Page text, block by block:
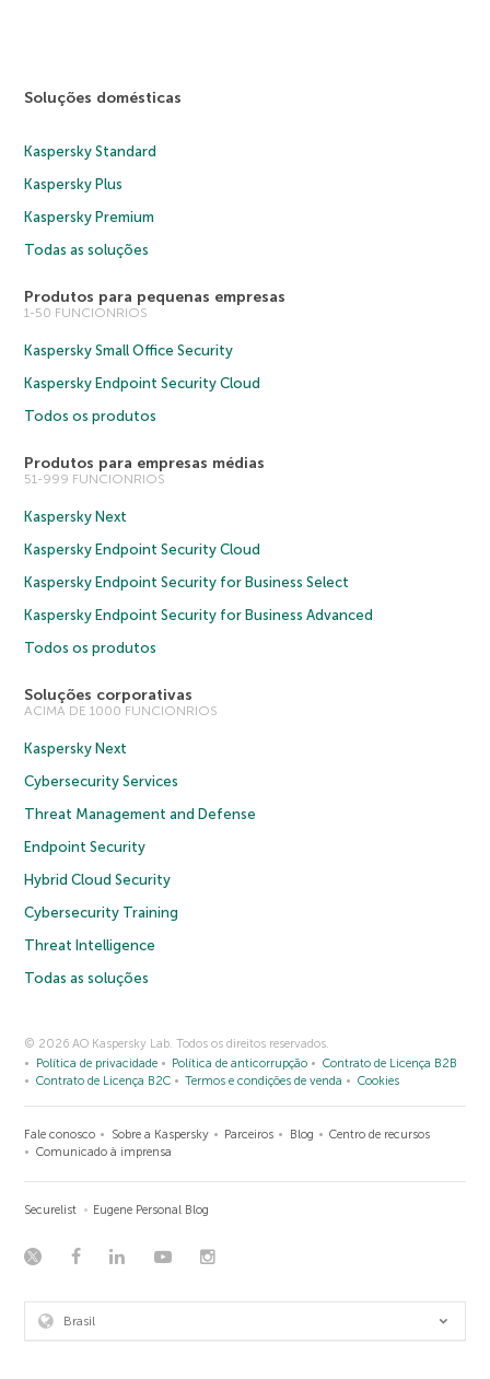
Soluções domésticas
Kaspersky Standard
Kaspersky Plus
Kaspersky Premium
Todas as soluções
Produtos para pequenas empresas
1-50 FUNCIONRIOS
Kaspersky Small Office Security
Kaspersky Endpoint Security Cloud
Todos os produtos
Produtos para empresas médias
51-999 FUNCIONRIOS
Kaspersky Next
Kaspersky Endpoint Security Cloud
Kaspersky Endpoint Security for Business Select
Kaspersky Endpoint Security for Business Advanced
Todos os produtos
Soluções corporativas
ACIMA DE 1000 FUNCIONRIOS
Kaspersky Next
Cybersecurity Services
Threat Management and Defense
Endpoint Security
Hybrid Cloud Security
Cybersecurity Training
Threat Intelligence
Todas as soluções
© 2026 AO Kaspersky Lab. Todos os direitos reservados.
Política de privacidade
Política de anticorrupção
Contrato de Licença B2B
Contrato de Licença B2C
Termos e condições de venda Cookies
Fale conosco Sobre a Kaspersky Parceiros Blog
Centro de recursos
Comunicado à imprensa
Securelist Eugene Personal Blog
Brasil